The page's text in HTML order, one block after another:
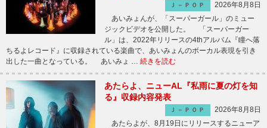
Ｊ－ＰＯＰ
2026年8月8日
あいみょんが、「スーパーガール」のミュー
ジックビデオを公開した。 「スーパーガー
ル」は、2022年リリースの4thアルバム『瞳へ落
ちるよレコード』に収録されている楽曲で、あいみょんのボーカル表現を引き
出した一曲となっている。 あいみょ … 続きを読む
あたらよ、ニューAL『私雨に夏の灯を知
る』収録内容発表
Ｊ－ＰＯＰ
2026年8月8日
あたらよが、8月19日にリリースするニューア